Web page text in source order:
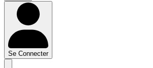
Se Connecter